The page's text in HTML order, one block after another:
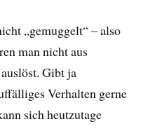
„gemuggelt“ – also
man nicht aus
Gibt ja
Verhalten gerne
sich heutzutage